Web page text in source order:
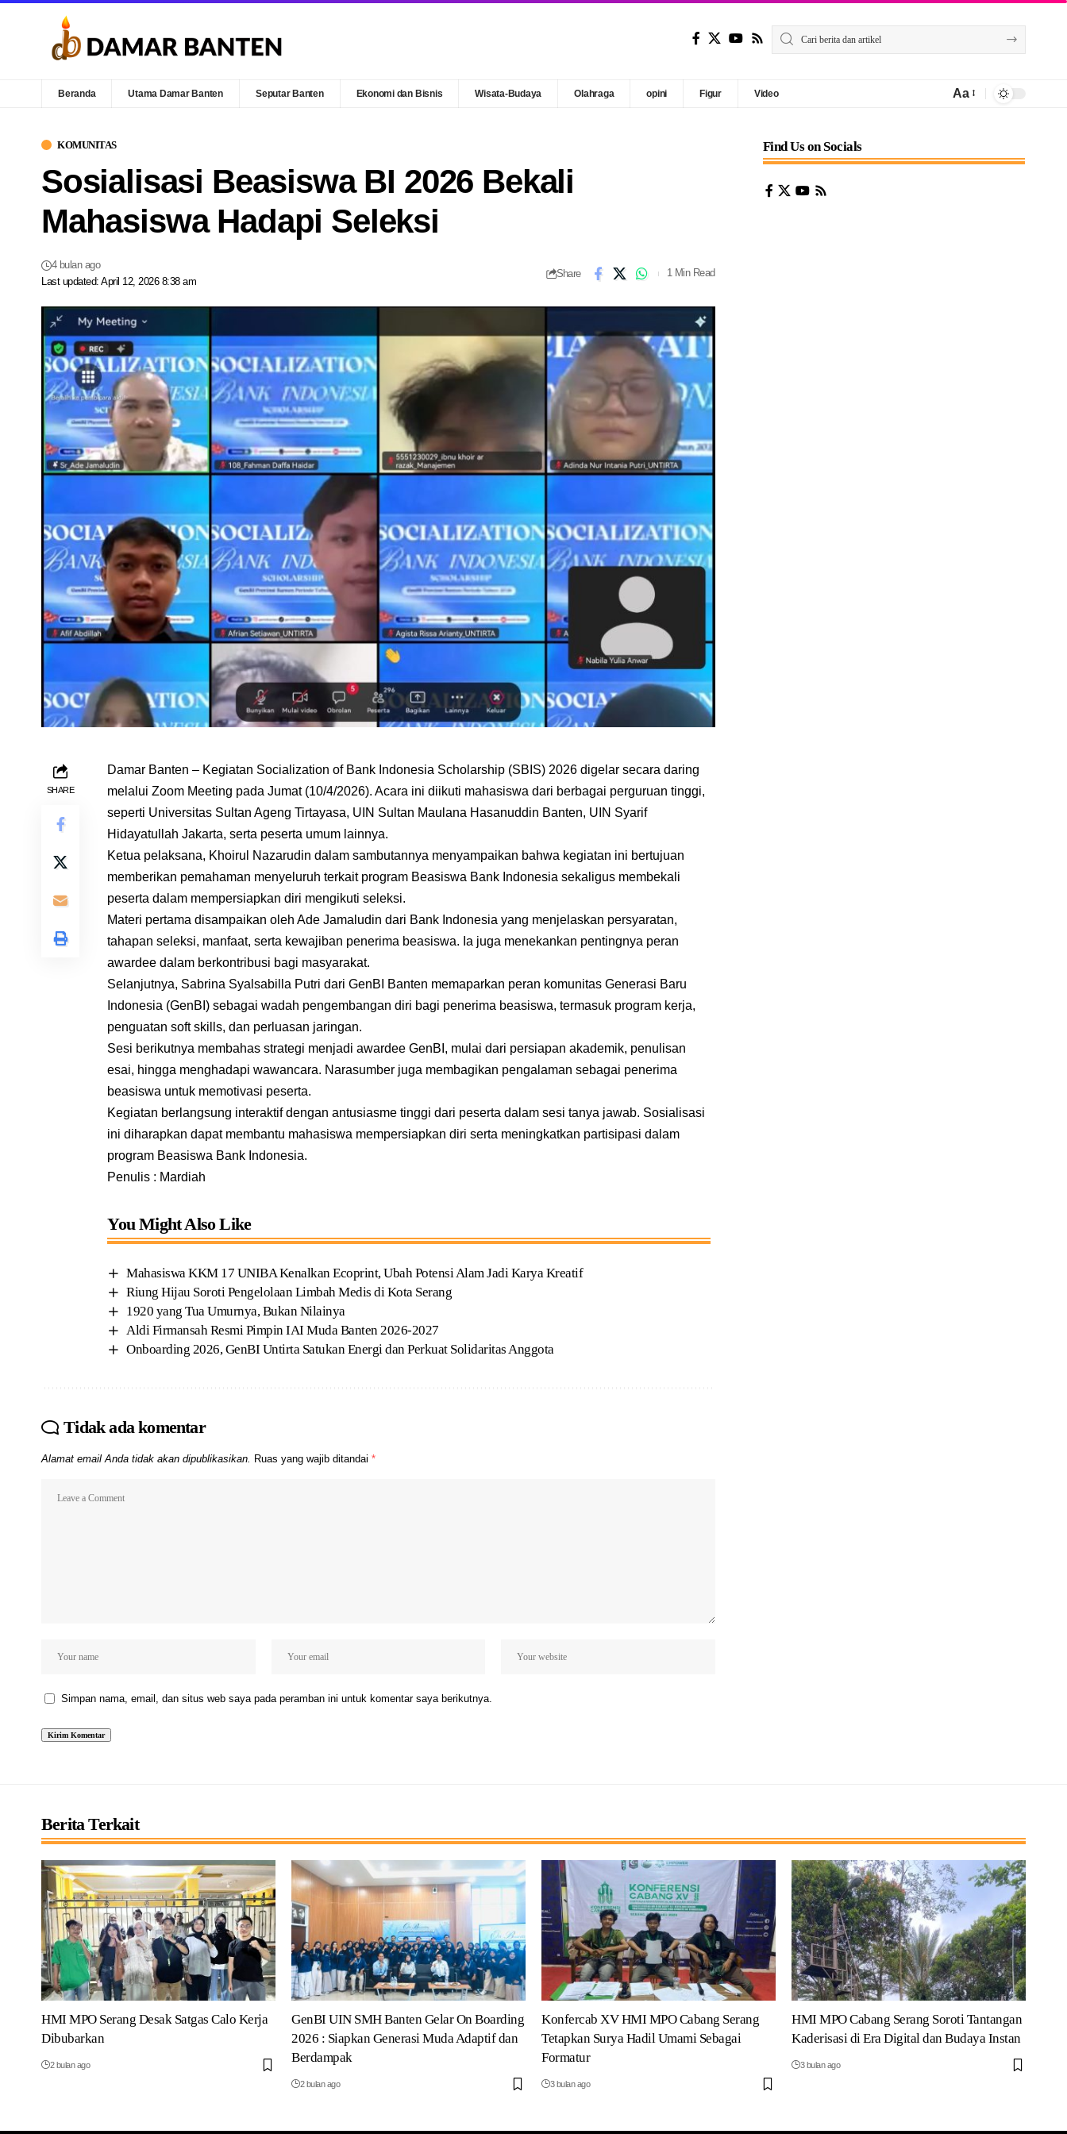
Beranda Utama Damar Banten Seputar Banten Ekonomi dan Bisnis Wisata-Budaya Olahraga opini Figur Video Aa
KOMUNITAS
Sosialisasi Beasiswa BI 2026 Bekali
Mahasiswa Hadapi Seleksi
Last updated: April 12, 2026 8:38 am
4 bulan ago
Share 1 Min Read
SHARE
Damar Banten – Kegiatan Socialization of Bank Indonesia Scholarship (SBIS) 2026 digelar secara daring
melalui Zoom Meeting pada Jumat (10/4/2026). Acara ini diikuti mahasiswa dari berbagai perguruan tinggi,
seperti Universitas Sultan Ageng Tirtayasa, UIN Sultan Maulana Hasanuddin Banten, UIN Syarif
Hidayatullah Jakarta, serta peserta umum lainnya.
Ketua pelaksana, Khoirul Nazarudin dalam sambutannya menyampaikan bahwa kegiatan ini bertujuan
memberikan pemahaman menyeluruh terkait program Beasiswa Bank Indonesia sekaligus membekali
peserta dalam mempersiapkan diri mengikuti seleksi.
Materi pertama disampaikan oleh Ade Jamaludin dari Bank Indonesia yang menjelaskan persyaratan,
tahapan seleksi, manfaat, serta kewajiban penerima beasiswa. Ia juga menekankan pentingnya peran
awardee dalam berkontribusi bagi masyarakat.
Selanjutnya, Sabrina Syalsabilla Putri dari GenBI Banten memaparkan peran komunitas Generasi Baru
Indonesia (GenBI) sebagai wadah pengembangan diri bagi penerima beasiswa, termasuk program kerja,
penguatan soft skills, dan perluasan jaringan.
Sesi berikutnya membahas strategi menjadi awardee GenBI, mulai dari persiapan akademik, penulisan
esai, hingga menghadapi wawancara. Narasumber juga membagikan pengalaman sebagai penerima
beasiswa untuk memotivasi peserta.
Kegiatan berlangsung interaktif dengan antusiasme tinggi dari peserta dalam sesi tanya jawab. Sosialisasi
ini diharapkan dapat membantu mahasiswa mempersiapkan diri serta meningkatkan partisipasi dalam
program Beasiswa Bank Indonesia.
Penulis : Mardiah
You Might Also Like
Mahasiswa KKM 17 UNIBA Kenalkan Ecoprint, Ubah Potensi Alam Jadi Karya Kreatif
Riung Hijau Soroti Pengelolaan Limbah Medis di Kota Serang
1920 yang Tua Umurnya, Bukan Nilainya
Aldi Firmansah Resmi Pimpin IAI Muda Banten 2026-2027
Onboarding 2026, GenBI Untirta Satukan Energi dan Perkuat Solidaritas Anggota
Tidak ada komentar
Alamat email Anda tidak akan dipublikasikan. Ruas yang wajib ditandai *
Simpan nama, email, dan situs web saya pada peramban ini untuk komentar saya berikutnya.
Find Us on Socials
Berita Terkait
HMI MPO Serang Desak Satgas Calo Kerja
Dibubarkan
2 bulan ago
GenBI UIN SMH Banten Gelar On Boarding
2026 : Siapkan Generasi Muda Adaptif dan
Berdampak
2 bulan ago
Konfercab XV HMI MPO Cabang Serang
Tetapkan Surya Hadil Umami Sebagai
Formatur
3 bulan ago
HMI MPO Cabang Serang Soroti Tantangan
Kaderisasi di Era Digital dan Budaya Instan
3 bulan ago